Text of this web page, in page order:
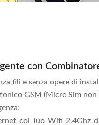
con
fili e senza opere di
GSM (Micro Sim non
col Tuo Wifi 2.4Ghz